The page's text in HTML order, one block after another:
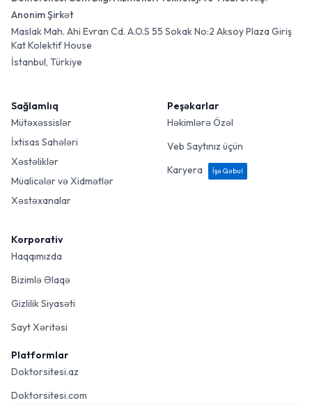
Anonim Şirkət
Maslak Mah. Ahi Evran Cd. A.O.S 55 Sokak No:2 Aksoy Plaza Giriş
Kat Kolektif House
İstanbul, Türkiye
Sağlamlıq
Mütəxəssislər
İxtisas Sahələri
Xəstəliklər
Müalicələr və Xidmətlər
Xəstəxanalar
Peşəkarlar
Həkimlərə Özəl
Veb Saytınız üçün
Karyera
İşə Qəbul
Korporativ
Haqqımızda
Bizimlə Əlaqə
Gizlilik Siyasəti
Sayt Xəritəsi
Platformlar
Doktorsitesi.az
Doktorsitesi.com